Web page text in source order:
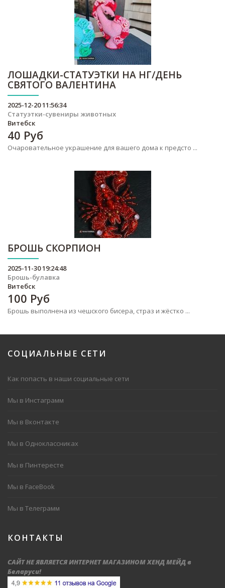
ЛОШАДКИ-СТАТУЭТКИ НА НГ/ДЕНЬ
СВЯТОГО ВАЛЕНТИНА
2025-12-20 11:56:34
Статуэтки-сувениры животных
Витебск
40 Руб
Очаровательное украшение для вашего дома к предсто ...
БРОШЬ СКОРПИОН
2025-11-30 19:24:48
Брошь-булавка
Витебск
100 Руб
Брошь выполнена из чешского бисера, страз и жёстко ...
СОЦИАЛЬНЫЕ СЕТИ
Как попасть в наши социальные сети
Мы в Инстаграмм
Мы в Вконтакте
Мы в Одноклассниках
Мы в Пинтересте
Мы в FaceBook
Мы в Телеграмм
КОНТАКТЫ
САЙТ НЕ ЯВЛЯЕТСЯ ИНТЕРНЕТ МАГАЗИНОМ ХЕНД МЕЙД в
Беларуси!